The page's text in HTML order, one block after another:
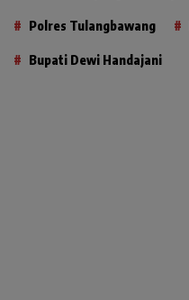
Polres Tulangbawang
Bupati Dewi Handajani